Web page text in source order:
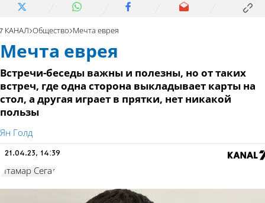
7 КАНАЛ Общество Мечта еврея
Мечта еврея
Встречи-беседы важны и полезны, но от таких
встреч, где одна сторона выкладывает карты на
стол, а другая играет в прятки, нет никакой
пользы
Ян Голд
21.04.23, 14:39
Итамар Сегал